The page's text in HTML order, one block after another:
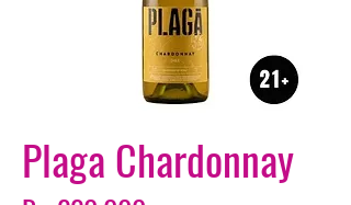
Plaga Chardonnay